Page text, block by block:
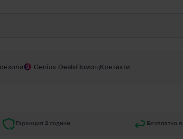
Genius DealsПомощКонтакти
Гаранция 2 години Безплатно